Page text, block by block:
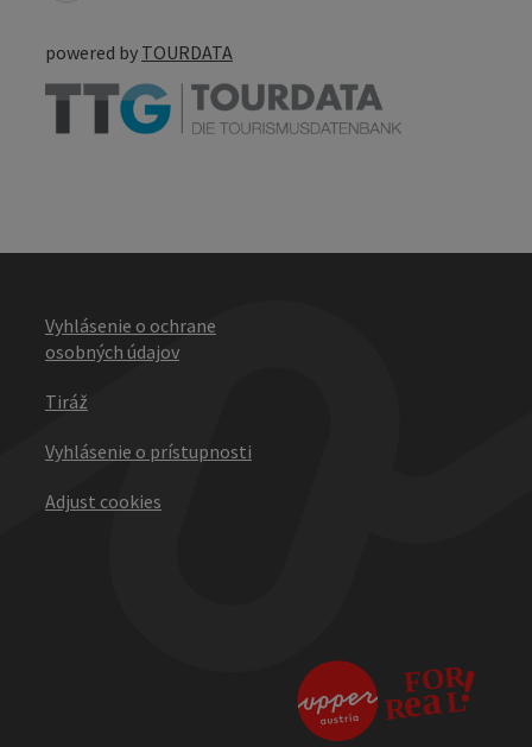
powered by TOURDATA
Vyhlásenie o ochrane
osobných údajov
Tiráž
Vyhlásenie o prístupnosti
Adjust cookies